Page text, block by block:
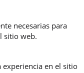
necesarias para
sitio web.
experiencia en el sitio